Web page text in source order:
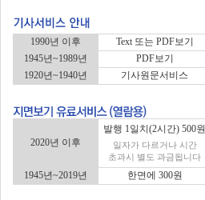
1990년 이후
Text 또는 PDF보기
1945년~1989년
PDF보기
1920년~1940년
기사원문서비스
2020년 이후
발행 1일치(2시간) 500원
일자가 다르거나 시간
초과시 별도 과금됩니다
1945년~2019년 한면에 300원